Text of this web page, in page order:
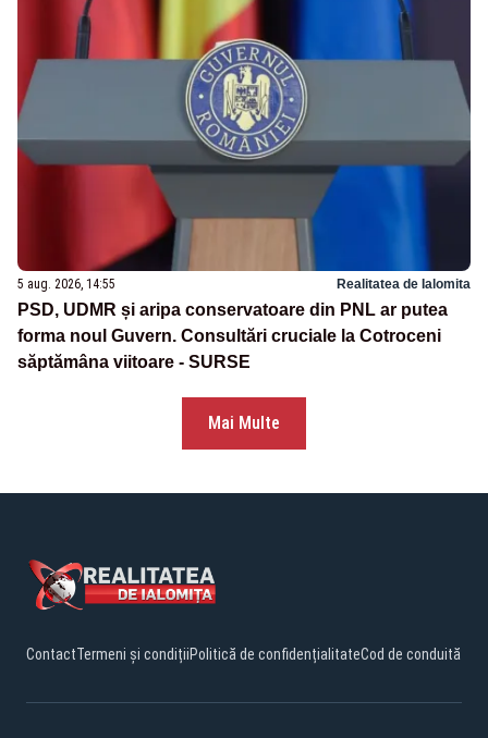
5 aug. 2026, 14:55 Realitatea de Ialomita
PSD, UDMR și aripa conservatoare din PNL ar putea
forma noul Guvern. Consultări cruciale la Cotroceni
săptămâna viitoare - SURSE
Mai Multe
ContactTermeni și condițiiPolitică de confidențialitateCod de conduită